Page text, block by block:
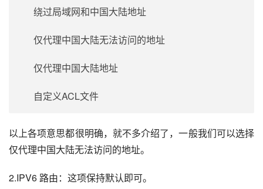
绕过局域网和中国大陆地址
仅代理中国大陆无法访问的地址
仅代理中国大陆地址
自定义ACL文件
以上各项意思都很明确，就不多介绍了，一般我们可以选择
仅代理中国大陆无法访问的地址。
2.IPV6 路由：这项保持默认即可。